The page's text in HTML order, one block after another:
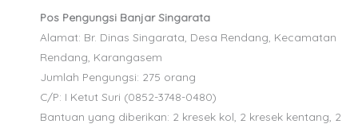
Pos Pengungsi Banjar Singarata
Alamat: Br. Dinas Singarata, Desa Rendang, Kecamatan
Rendang, Karangasem
Jumlah Pengungsi: 275 orang
C/P: I Ketut Suri (0852-3748-0480)
Bantuan yang diberikan: 2 kresek kol, 2 kresek kentang, 2